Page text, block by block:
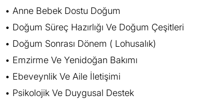
Anne Bebek Dostu Doğum
Doğum Süreç Hazırlığı Ve Doğum Çeşitleri
Doğum Sonrası Dönem ( Lohusalık)
Emzirme Ve Yenidoğan Bakımı
Ebeveynlik Ve Aile İletişimi
Psikolojik Ve Duygusal Destek